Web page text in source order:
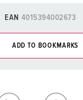
EAN 4015394002673
ADD TO BOOKMARKS